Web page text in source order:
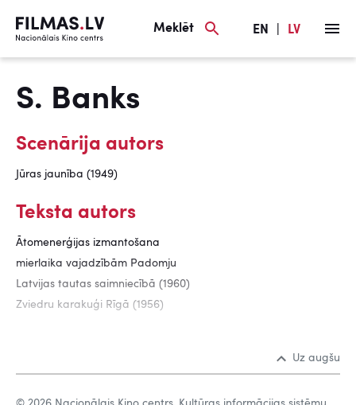
Meklēt EN LV
S. Banks
Scenārija autors
Jūras jaunība (1949)
Teksta autors
Ātomenerģijas izmantošana
mierlaika vajadzībām Padomju
Latvijas tautas saimniecībā (1960)
Zviedru karakuģi Rīgā (1956)
Uz augšu